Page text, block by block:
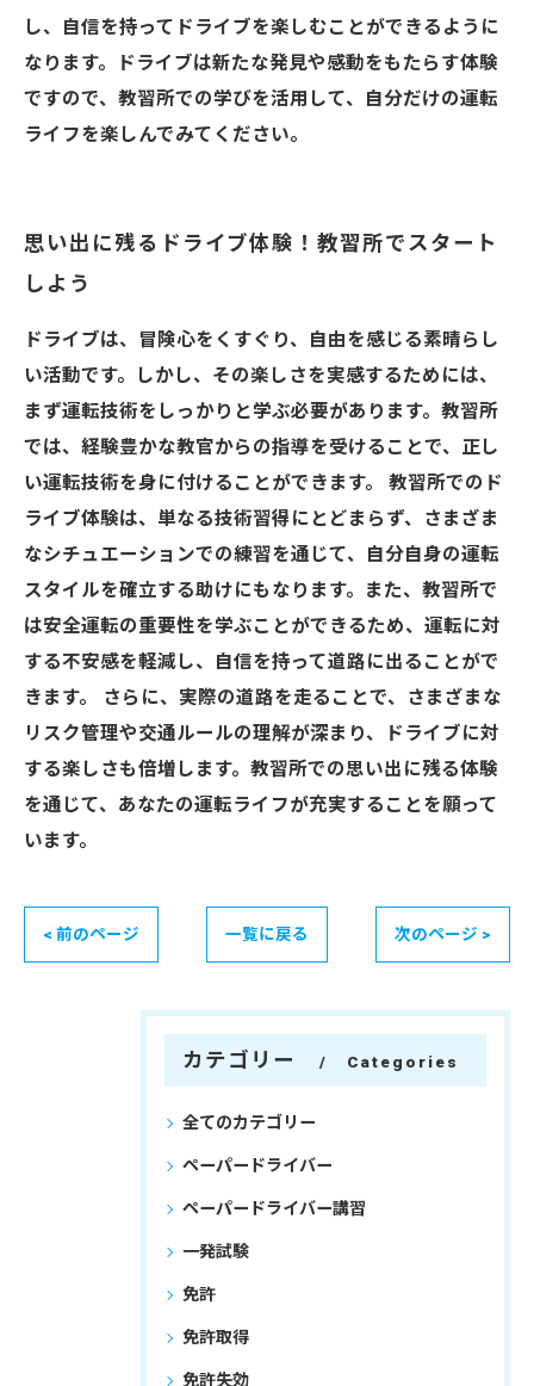
し、自信を持ってドライブを楽しむことができるように
なります。ドライブは新たな発見や感動をもたらす体験
ですので、教習所での学びを活用して、自分だけの運転
ライフを楽しんでみてください。
思い出に残るドライブ体験！教習所でスタート
しよう
ドライブは、冒険心をくすぐり、自由を感じる素晴らし
い活動です。しかし、その楽しさを実感するためには、
まず運転技術をしっかりと学ぶ必要があります。教習所
では、経験豊かな教官からの指導を受けることで、正し
い運転技術を身に付けることができます。 教習所でのド
ライブ体験は、単なる技術習得にとどまらず、さまざま
なシチュエーションでの練習を通じて、自分自身の運転
スタイルを確立する助けにもなります。また、教習所で
は安全運転の重要性を学ぶことができるため、運転に対
する不安感を軽減し、自信を持って道路に出ることがで
きます。 さらに、実際の道路を走ることで、さまざまな
リスク管理や交通ルールの理解が深まり、ドライブに対
する楽しさも倍増します。教習所での思い出に残る体験
を通じて、あなたの運転ライフが充実することを願って
います。
< 前のページ 一覧に戻る 次のページ >
カテゴリー Categories
全てのカテゴリー
ペーパードライバー
ペーパードライバー講習
一発試験
免許
免許取得
免許失効